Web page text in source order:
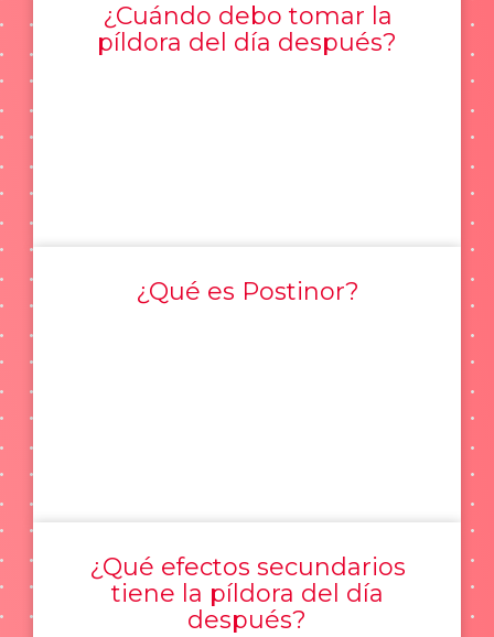
¿Cuándo debo tomar la
píldora del día después?
¿Qué es Postinor?
¿Qué efectos secundarios
tiene la píldora del día
después?